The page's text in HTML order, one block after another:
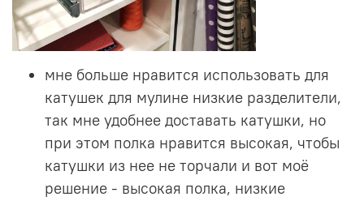
мне больше нравится использовать для
катушек для мулине низкие разделители,
так мне удобнее доставать катушки, но
при этом полка нравится высокая, чтобы
катушки из нее не торчали и вот моё
решение - высокая полка, низкие